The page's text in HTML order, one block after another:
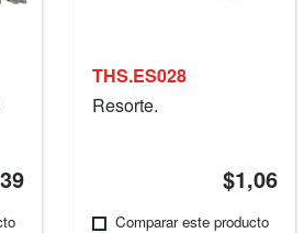
THS.ES028
Resorte.
$1,06
Comparar este producto